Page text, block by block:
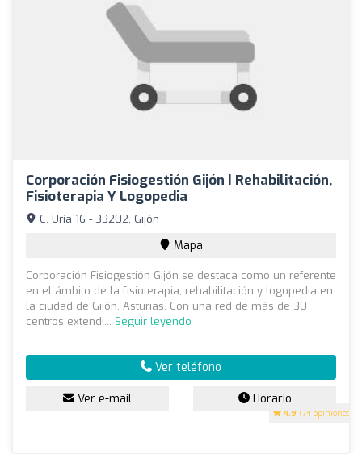
Corporación Fisiogestión Gijón | Rehabilitación,
Fisioterapia Y Logopedia
4.9 (74 opiniones)
C. Uría 16 - 33202, Gijón
Mapa
Corporación Fisiogestión Gijón se destaca como un referente
en el ámbito de la fisioterapia, rehabilitación y logopedia en
la ciudad de Gijón, Asturias. Con una red de más de 30
centros extendi... Seguir leyendo
Ver teléfono
Ver e-mail Horario